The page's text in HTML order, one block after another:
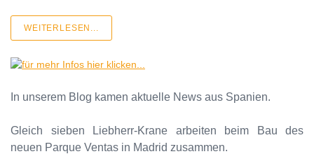
WEITERLESEN...
In unserem Blog kamen aktuelle News aus Spanien.
Gleich sieben Liebherr-Krane arbeiten beim Bau des
neuen Parque Ventas in Madrid zusammen.